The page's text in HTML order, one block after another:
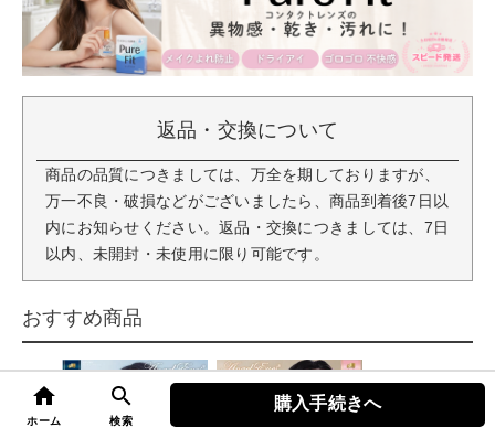
home
ホーム
search
検索
購入手続きへ
返品・交換について
商品の品質につきましては、万全を期しておりますが、
万一不良・破損などがございましたら、商品到着後7日以
内にお知らせください。返品・交換につきましては、7日
以内、未開封・未使用に限り可能です。
おすすめ商品